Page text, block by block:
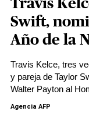
Travis
Swift,
Año de la
Travis Kelce, tres
y pareja de Taylor
Walter Payton al
Agencia AFP